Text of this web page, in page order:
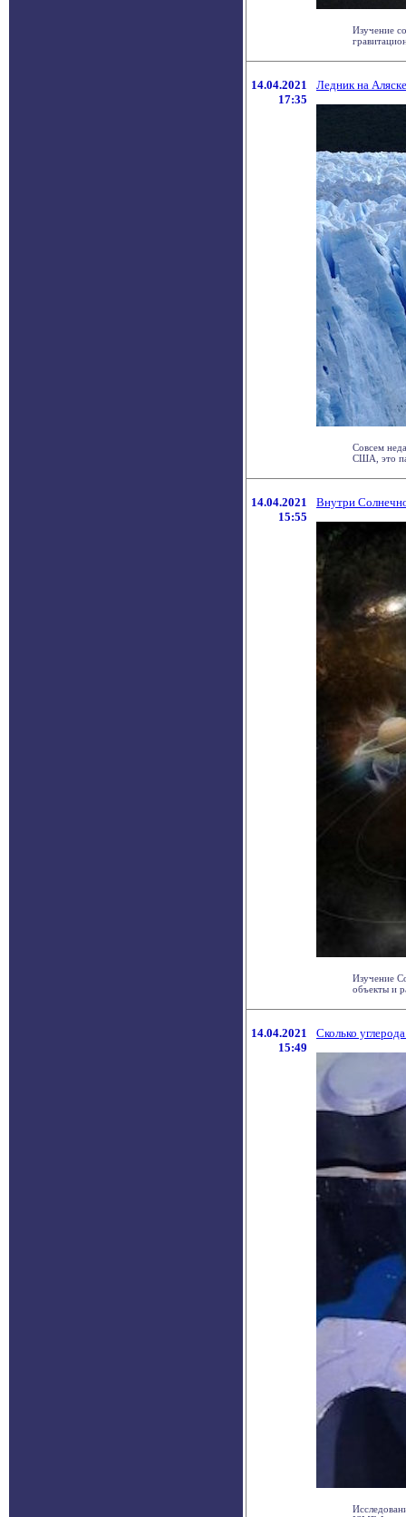
Изучение
14.04.2021
17:35
Ледник на
Совсем
США, это
14.04.2021
15:55
Внутри
Изучение
объекты и
14.04.2021
15:49
Сколько